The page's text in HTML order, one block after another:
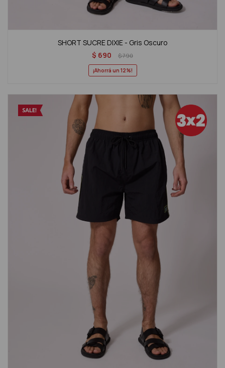
SHORT SUCRE DIXIE - Gris Oscuro
$ 690 $790
12